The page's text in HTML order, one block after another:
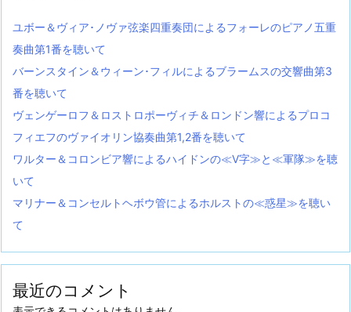
ユボー＆ヴィア･ノヴァ弦楽四重奏団によるフォーレのピアノ五重
奏曲第1番を聴いて
バーンスタイン＆ウィーン･フィルによるブラームスの交響曲第3
番を聴いて
ヴェンゲーロフ＆ロストロポーヴィチ＆ロンドン響によるプロコ
フィエフのヴァイオリン協奏曲第1,2番を聴いて
ワルター＆コロンビア響によるハイドンの≪V字≫と≪軍隊≫を聴
いて
マリナー＆コンセルトヘボウ管によるホルストの≪惑星≫を聴い
て
最近のコメント